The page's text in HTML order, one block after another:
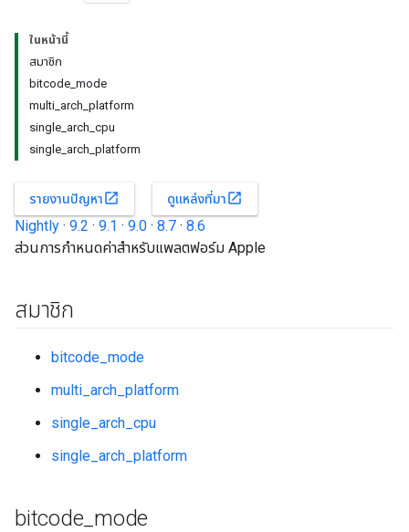
ในหน้านี้
สมาชิก
bitcode_mode
multi_arch_platform
single_arch_cpu
single_arch_platform
รายงานปัญหาopen_in_new ดูแหล่งที่มาopen_in_new
Nightly · 9.2 · 9.1 · 9.0 · 8.7 · 8.6
ส่วนการกำหนดค่าสำหรับแพลตฟอร์ม Apple
สมาชิก
bitcode_mode
multi_arch_platform
single_arch_cpu
single_arch_platform
bitcode mode